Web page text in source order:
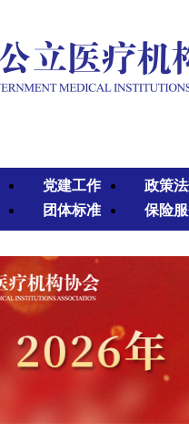
党建工作
政策
团体标准
保险